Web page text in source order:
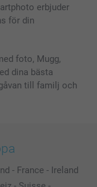
erbjuder
för din
foto, Mugg,
dina bästa
till familj och
- France - Ireland